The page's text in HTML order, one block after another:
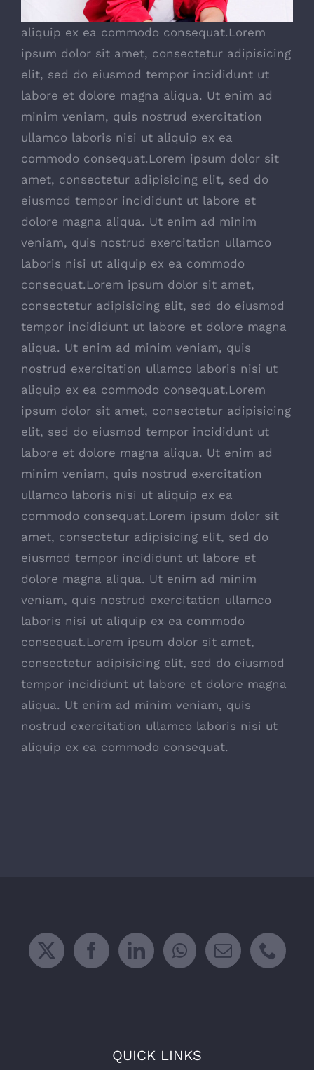
aliquip ex ea commodo consequat.Lorem
ipsum dolor sit amet, consectetur adipisicing
elit, sed do eiusmod tempor incididunt ut
labore et dolore magna aliqua. Ut enim ad
minim veniam, quis nostrud exercitation
ullamco laboris nisi ut aliquip ex ea
commodo consequat.Lorem ipsum dolor sit
amet, consectetur adipisicing elit, sed do
eiusmod tempor incididunt ut labore et
dolore magna aliqua. Ut enim ad minim
veniam, quis nostrud exercitation ullamco
laboris nisi ut aliquip ex ea commodo
consequat.Lorem ipsum dolor sit amet,
consectetur adipisicing elit, sed do eiusmod
tempor incididunt ut labore et dolore magna
aliqua. Ut enim ad minim veniam, quis
nostrud exercitation ullamco laboris nisi ut
aliquip ex ea commodo consequat.Lorem
ipsum dolor sit amet, consectetur adipisicing
elit, sed do eiusmod tempor incididunt ut
labore et dolore magna aliqua. Ut enim ad
minim veniam, quis nostrud exercitation
ullamco laboris nisi ut aliquip ex ea
commodo consequat.Lorem ipsum dolor sit
amet, consectetur adipisicing elit, sed do
eiusmod tempor incididunt ut labore et
dolore magna aliqua. Ut enim ad minim
veniam, quis nostrud exercitation ullamco
laboris nisi ut aliquip ex ea commodo
consequat.Lorem ipsum dolor sit amet,
consectetur adipisicing elit, sed do eiusmod
tempor incididunt ut labore et dolore magna
aliqua. Ut enim ad minim veniam, quis
nostrud exercitation ullamco laboris nisi ut
aliquip ex ea commodo consequat.
QUICK LINKS